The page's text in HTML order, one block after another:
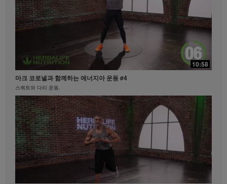
모든 사람은 어떠한 체중 감량 프로그램을 시작하기 앞
서 주치의와 상의하셔야 합니다. 허벌라이프® 제품은
오직 통제된 식사의 일부로써 체중 감량과 체중 조절을
지원할 수 있습니다. 비록 특정 허벌라이프® 제품은 일
부 일상적인 식사를 대체하기에 적합할 수 있으나, 개인
의 모든 식사를 대체해서는 안되며, 매일 최소한 한 번
의 적절한 식사가 보충되어야 합니다.
비디오는 Herbalife International of America, Inc.에서
소유하고 운영하고 있는 허벌라이프 비디오 갤러리를
통해서만 이용 가능합니다. 귀하께서는 비디오를 시청
하실 수 있으며, 비디오가 다운로드 가능한 경우에는 허
벌라이프 비즈니스 또는 허벌라이프® 제품을 홍보할 목
적으로만 비디오 전체를 복제하고 배포할 수 있습니다.
그러나, 귀하께서는 비디오를 복제하고 배포하는 과정
에서 금전적인 거래를 해서는 안됩니다. Herbalife
International of America, Inc.의 명시된 서면 동의 없이
비디오에 포함되어있는 영상, 음성, 설명 및 이야기를
사용하는 것은 엄격히 금지됩니다. 허벌라이프는 언제
든지 귀하의 비디오 사용을 중단하도록 요청할 수 있습
21:35
탁월함의 중심
탁월함의 중심 #허벌라이프 #제품력
10:58
마크 코로넬과 함께하는 에너지아 운동 #4
스쿼트와 다리 운동.